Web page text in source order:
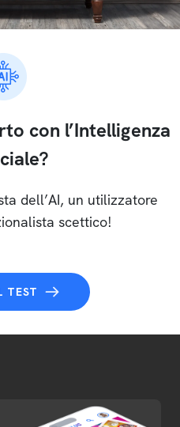
con l’Intelligenza
dell’AI, un utilizzatore
scettico!
TEST